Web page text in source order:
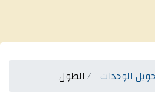
الوحدات الطول